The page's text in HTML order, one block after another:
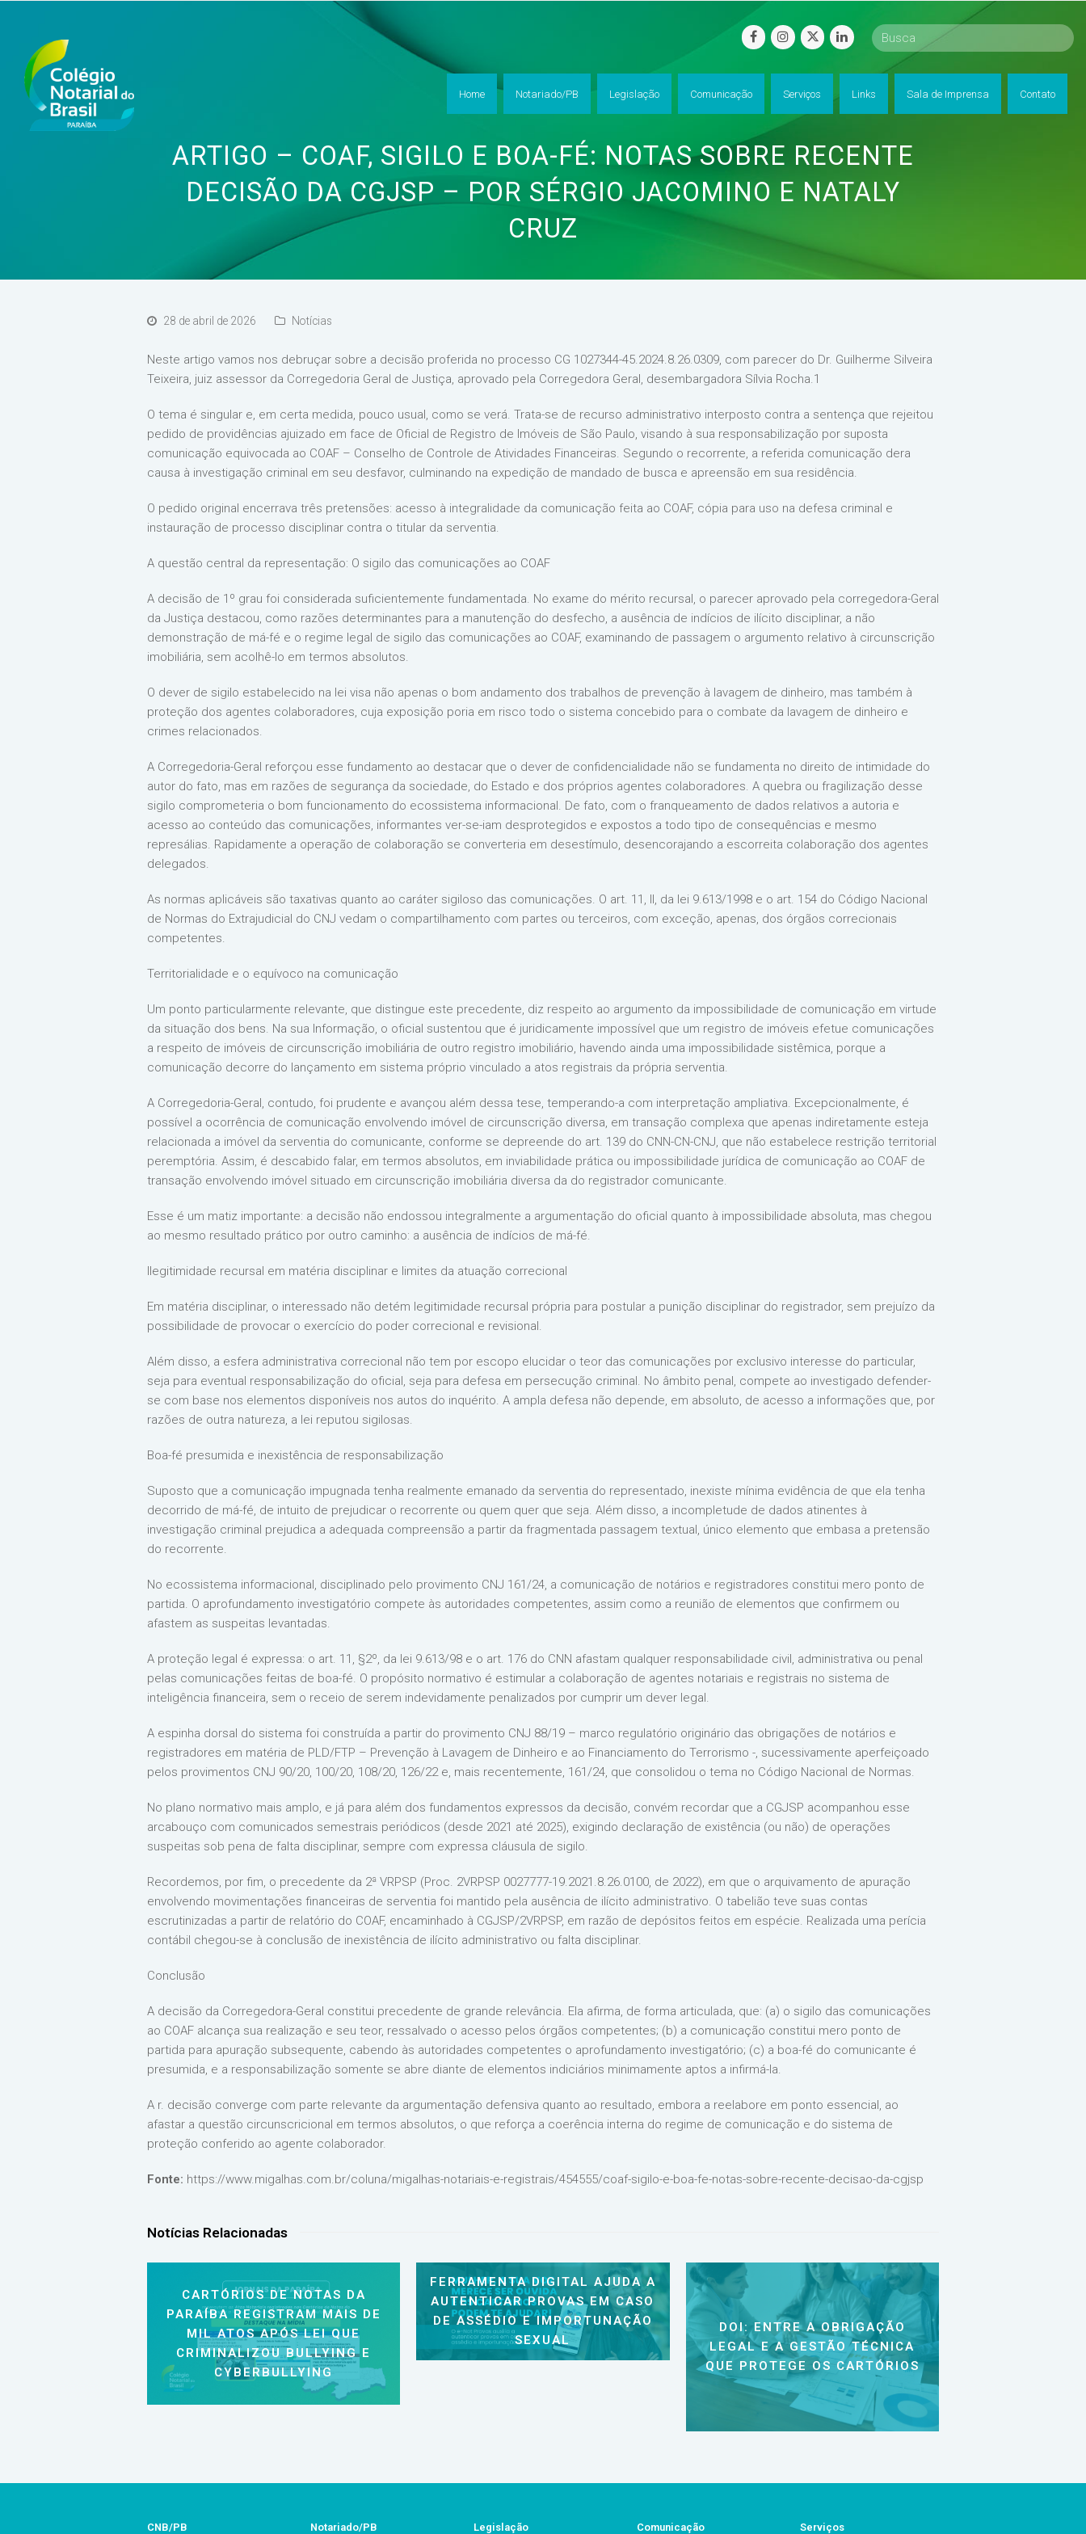
facebookinstagram
twitterlinkedin
Home Notariado/PB Legislação Comunicação Serviços Links Sala de Imprensa Contato
ARTIGO – COAF, SIGILO E BOA-FÉ: NOTAS SOBRE RECENTE
DECISÃO DA CGJSP – POR SÉRGIO JACOMINO E NATALY
CRUZ
28 de abril de 2026 Notícias
Neste artigo vamos nos debruçar sobre a decisão proferida no processo CG 1027344-45.2024.8.26.0309, com parecer do Dr. Guilherme Silveira
Teixeira, juiz assessor da Corregedoria Geral de Justiça, aprovado pela Corregedora Geral, desembargadora Sílvia Rocha.1
O tema é singular e, em certa medida, pouco usual, como se verá. Trata-se de recurso administrativo interposto contra a sentença que rejeitou
pedido de providências ajuizado em face de Oficial de Registro de Imóveis de São Paulo, visando à sua responsabilização por suposta
comunicação equivocada ao COAF – Conselho de Controle de Atividades Financeiras. Segundo o recorrente, a referida comunicação dera
causa à investigação criminal em seu desfavor, culminando na expedição de mandado de busca e apreensão em sua residência.
O pedido original encerrava três pretensões: acesso à integralidade da comunicação feita ao COAF, cópia para uso na defesa criminal e
instauração de processo disciplinar contra o titular da serventia.
A questão central da representação: O sigilo das comunicações ao COAF
A decisão de 1º grau foi considerada suficientemente fundamentada. No exame do mérito recursal, o parecer aprovado pela corregedora-Geral
da Justiça destacou, como razões determinantes para a manutenção do desfecho, a ausência de indícios de ilícito disciplinar, a não
demonstração de má-fé e o regime legal de sigilo das comunicações ao COAF, examinando de passagem o argumento relativo à circunscrição
imobiliária, sem acolhê-lo em termos absolutos.
O dever de sigilo estabelecido na lei visa não apenas o bom andamento dos trabalhos de prevenção à lavagem de dinheiro, mas também à
proteção dos agentes colaboradores, cuja exposição poria em risco todo o sistema concebido para o combate da lavagem de dinheiro e
crimes relacionados.
A Corregedoria-Geral reforçou esse fundamento ao destacar que o dever de confidencialidade não se fundamenta no direito de intimidade do
autor do fato, mas em razões de segurança da sociedade, do Estado e dos próprios agentes colaboradores. A quebra ou fragilização desse
sigilo comprometeria o bom funcionamento do ecossistema informacional. De fato, com o franqueamento de dados relativos a autoria e
acesso ao conteúdo das comunicações, informantes ver-se-iam desprotegidos e expostos a todo tipo de consequências e mesmo
represálias. Rapidamente a operação de colaboração se converteria em desestímulo, desencorajando a escorreita colaboração dos agentes
delegados.
As normas aplicáveis são taxativas quanto ao caráter sigiloso das comunicações. O art. 11, II, da lei 9.613/1998 e o art. 154 do Código Nacional
de Normas do Extrajudicial do CNJ vedam o compartilhamento com partes ou terceiros, com exceção, apenas, dos órgãos correcionais
competentes.
Territorialidade e o equívoco na comunicação
Um ponto particularmente relevante, que distingue este precedente, diz respeito ao argumento da impossibilidade de comunicação em virtude
da situação dos bens. Na sua Informação, o oficial sustentou que é juridicamente impossível que um registro de imóveis efetue comunicações
a respeito de imóveis de circunscrição imobiliária de outro registro imobiliário, havendo ainda uma impossibilidade sistêmica, porque a
comunicação decorre do lançamento em sistema próprio vinculado a atos registrais da própria serventia.
A Corregedoria-Geral, contudo, foi prudente e avançou além dessa tese, temperando-a com interpretação ampliativa. Excepcionalmente, é
possível a ocorrência de comunicação envolvendo imóvel de circunscrição diversa, em transação complexa que apenas indiretamente esteja
relacionada a imóvel da serventia do comunicante, conforme se depreende do art. 139 do CNN-CN-CNJ, que não estabelece restrição territorial
peremptória. Assim, é descabido falar, em termos absolutos, em inviabilidade prática ou impossibilidade jurídica de comunicação ao COAF de
transação envolvendo imóvel situado em circunscrição imobiliária diversa da do registrador comunicante.
Esse é um matiz importante: a decisão não endossou integralmente a argumentação do oficial quanto à impossibilidade absoluta, mas chegou
ao mesmo resultado prático por outro caminho: a ausência de indícios de má-fé.
Ilegitimidade recursal em matéria disciplinar e limites da atuação correcional
Em matéria disciplinar, o interessado não detém legitimidade recursal própria para postular a punição disciplinar do registrador, sem prejuízo da
possibilidade de provocar o exercício do poder correcional e revisional.
Além disso, a esfera administrativa correcional não tem por escopo elucidar o teor das comunicações por exclusivo interesse do particular,
seja para eventual responsabilização do oficial, seja para defesa em persecução criminal. No âmbito penal, compete ao investigado defender-
se com base nos elementos disponíveis nos autos do inquérito. A ampla defesa não depende, em absoluto, de acesso a informações que, por
razões de outra natureza, a lei reputou sigilosas.
Boa-fé presumida e inexistência de responsabilização
Suposto que a comunicação impugnada tenha realmente emanado da serventia do representado, inexiste mínima evidência de que ela tenha
decorrido de má-fé, de intuito de prejudicar o recorrente ou quem quer que seja. Além disso, a incompletude de dados atinentes à
investigação criminal prejudica a adequada compreensão a partir da fragmentada passagem textual, único elemento que embasa a pretensão
do recorrente.
No ecossistema informacional, disciplinado pelo provimento CNJ 161/24, a comunicação de notários e registradores constitui mero ponto de
partida. O aprofundamento investigatório compete às autoridades competentes, assim como a reunião de elementos que confirmem ou
afastem as suspeitas levantadas.
A proteção legal é expressa: o art. 11, §2º, da lei 9.613/98 e o art. 176 do CNN afastam qualquer responsabilidade civil, administrativa ou penal
pelas comunicações feitas de boa-fé. O propósito normativo é estimular a colaboração de agentes notariais e registrais no sistema de
inteligência financeira, sem o receio de serem indevidamente penalizados por cumprir um dever legal.
A espinha dorsal do sistema foi construída a partir do provimento CNJ 88/19 – marco regulatório originário das obrigações de notários e
registradores em matéria de PLD/FTP – Prevenção à Lavagem de Dinheiro e ao Financiamento do Terrorismo -, sucessivamente aperfeiçoado
pelos provimentos CNJ 90/20, 100/20, 108/20, 126/22 e, mais recentemente, 161/24, que consolidou o tema no Código Nacional de Normas.
No plano normativo mais amplo, e já para além dos fundamentos expressos da decisão, convém recordar que a CGJSP acompanhou esse
arcabouço com comunicados semestrais periódicos (desde 2021 até 2025), exigindo declaração de existência (ou não) de operações
suspeitas sob pena de falta disciplinar, sempre com expressa cláusula de sigilo.
Recordemos, por fim, o precedente da 2ª VRPSP (Proc. 2VRPSP 0027777-19.2021.8.26.0100, de 2022), em que o arquivamento de apuração
envolvendo movimentações financeiras de serventia foi mantido pela ausência de ilícito administrativo. O tabelião teve suas contas
escrutinizadas a partir de relatório do COAF, encaminhado à CGJSP/2VRPSP, em razão de depósitos feitos em espécie. Realizada uma perícia
contábil chegou-se à conclusão de inexistência de ilícito administrativo ou falta disciplinar.
Conclusão
A decisão da Corregedora-Geral constitui precedente de grande relevância. Ela afirma, de forma articulada, que: (a) o sigilo das comunicações
ao COAF alcança sua realização e seu teor, ressalvado o acesso pelos órgãos competentes; (b) a comunicação constitui mero ponto de
partida para apuração subsequente, cabendo às autoridades competentes o aprofundamento investigatório; (c) a boa-fé do comunicante é
presumida, e a responsabilização somente se abre diante de elementos indiciários minimamente aptos a infirmá-la.
A r. decisão converge com parte relevante da argumentação defensiva quanto ao resultado, embora a reelabore em ponto essencial, ao
afastar a questão circunscricional em termos absolutos, o que reforça a coerência interna do regime de comunicação e do sistema de
proteção conferido ao agente colaborador.
Fonte: https://www.migalhas.com.br/coluna/migalhas-notariais-e-registrais/454555/coaf-sigilo-e-boa-fe-notas-sobre-recente-decisao-da-cgjsp
Notícias Relacionadas
CARTÓRIOS DE NOTAS DA
PARAÍBA REGISTRAM MAIS DE
MIL ATOS APÓS LEI QUE
CRIMINALIZOU BULLYING E
CYBERBULLYING
FERRAMENTA DIGITAL AJUDA A
AUTENTICAR PROVAS EM CASO
DE ASSÉDIO E IMPORTUNAÇÃO
SEXUAL
DOI: ENTRE A OBRIGAÇÃO
LEGAL E A GESTÃO TÉCNICA
QUE PROTEGE OS CARTÓRIOS
CNB/PB Notariado/PB Legislação Comunicação Serviços